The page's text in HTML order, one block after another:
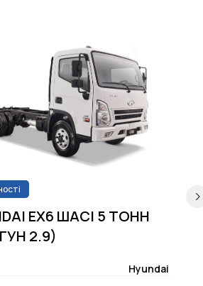
EX6 ШАСІ 5 ТОНН
2.9)
Hyundai